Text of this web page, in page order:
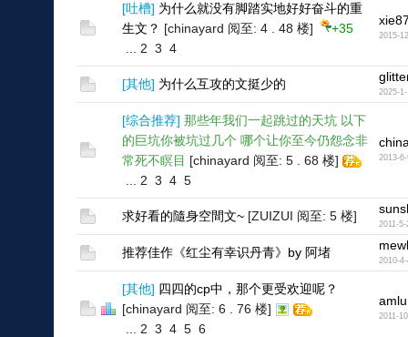
[吐槽] 为什么就没有脚踏实地好好奋斗的重
生文？ [chinayard 阅至: 4 . 48 楼]
+35
2 3 4
2015-
[其他] 为什么互攻的文挺少的
2025-1-
[综合推荐] 那些年我们一起跳过的天坑 以下
的巨坑你被坑过几个 哪个让你至今仍怨念非
常死不瞑目 [chinayard 阅至: 5 . 68 楼]
2 3 4 5
2013-6-
求好看的隨身空間文~ [ZUIZUI 阅至: 5 楼]
2011-5-
推荐佳作《红尘有幸识丹青》by 阿堵
2010-4-
[其他] 四四的cp中，那个更受欢迎呢？
[chinayard 阅至: 6 . 76 楼]
2 3 4 5 6
amlu
2011-